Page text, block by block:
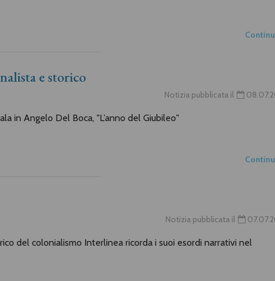
e storico
Notizia pubblicata il
in Angelo Del Boca, "L’anno del Giubileo"
Notizia pubblicata il
del colonialismo Interlinea ricorda i suoi esordi narrativi nel